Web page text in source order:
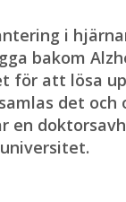
i
bakom
för att lösa
det och
en